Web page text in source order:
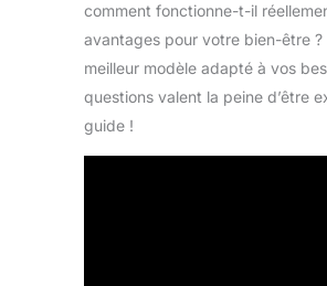
comment fonctionne-t-il
avantages pour votre bien-être ?
meilleur modèle adapté à vos
questions valent la peine d’être
guide !